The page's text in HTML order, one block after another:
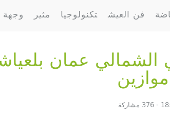
فن العيش تكنولوجيا مثير وجهة
failed
/
2018: الثلاثي